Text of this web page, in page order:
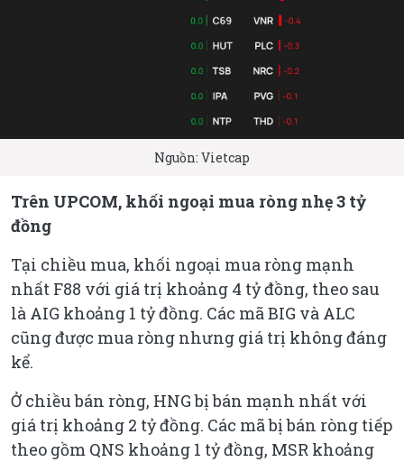
Nguồn: Vietcap
Trên UPCOM, khối ngoại mua ròng nhẹ 3 tỷ
đồng
Tại chiều mua, khối ngoại mua ròng mạnh
nhất F88 với giá trị khoảng 4 tỷ đồng, theo sau
là AIG khoảng 1 tỷ đồng. Các mã BIG và ALC
cũng được mua ròng nhưng giá trị không đáng
kể.
Ở chiều bán ròng, HNG bị bán mạnh nhất với
giá trị khoảng 2 tỷ đồng. Các mã bị bán ròng tiếp
theo gồm QNS khoảng 1 tỷ đồng, MSR khoảng